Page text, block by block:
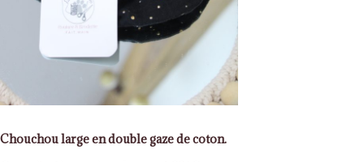
Chouchou large en double gaze de coton.